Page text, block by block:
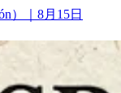
）
8月15日